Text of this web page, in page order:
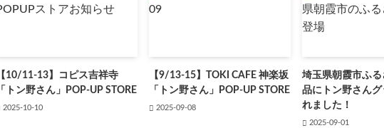
【10/11-13】コピス吉祥寺
「トン野さん」POP-UP STORE
2025-10-10
【9/13-15】TOKI CAFE 神楽坂
「トン野さん」POP-UP STORE
2025-09-08
埼玉県朝霞市ふ
品にトン野さんグ
れました！
2025-09-01